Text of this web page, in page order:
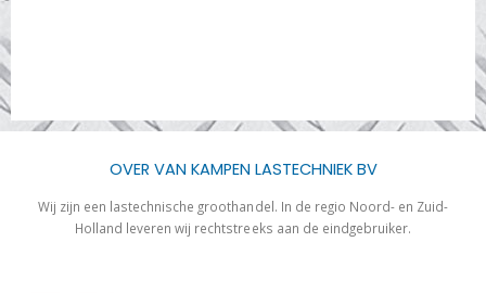
OVER VAN KAMPEN LASTECHNIEK BV
Wij zijn een lastechnische groothandel. In de regio Noord- en Zuid-
Holland leveren wij rechtstreeks aan de eindgebruiker.